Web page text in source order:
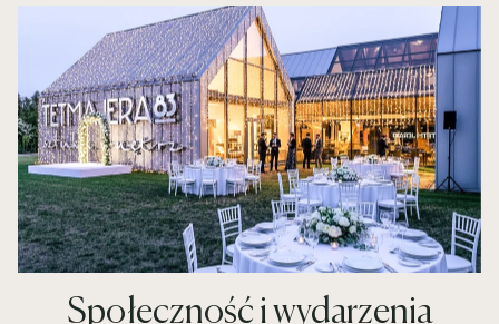
Społeczność i wydarzenia